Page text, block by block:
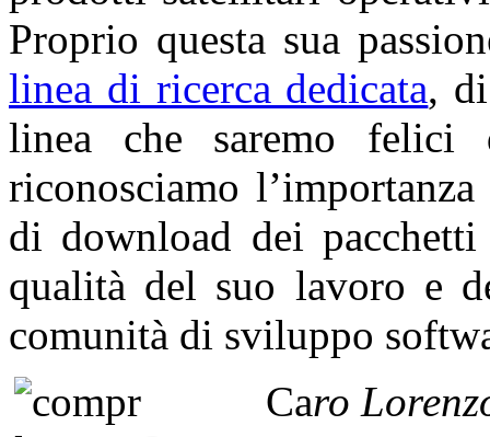
Proprio questa sua
linea di ricerca dedicata,
linea che saremo felici
riconosciamo
di download dei
qualità del suo lavoro e
comunità di sviluppo
Caro